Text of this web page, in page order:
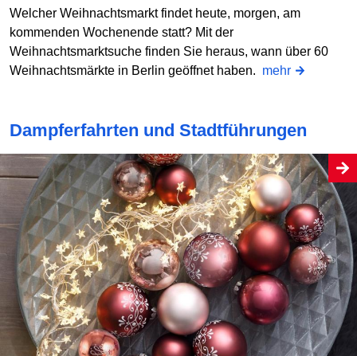
Welcher Weihnachtsmarkt findet heute, morgen, am
kommenden Wochenende statt? Mit der
Weihnachtsmarktsuche finden Sie heraus, wann über 60
Weihnachtsmärkte in Berlin geöffnet haben. mehr
Dampferfahrten und Stadtführungen